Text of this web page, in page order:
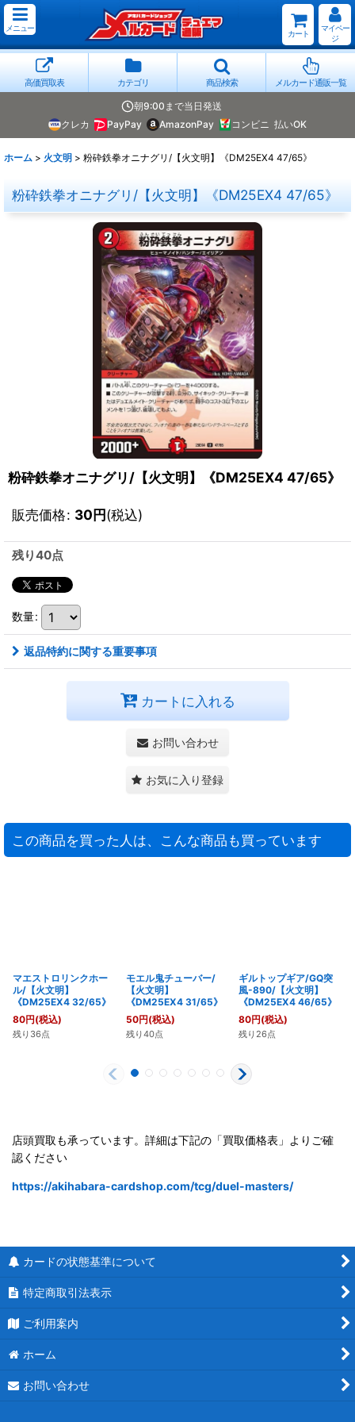
メニュー
カート
マイペー
ジ
高価買取表 カテゴリ 商品検索 メルカード通販一覧
朝9:00まで当日発送
クレカ
PayPay AmazonPay コンビニ 払いOK
ホーム > 火文明 > 粉砕鉄拳オニナグリ/【火文明】《DM25EX4 47/65》
粉砕鉄拳オニナグリ/【火文明】《DM25EX4 47/65》
粉砕鉄拳オニナグリ/【火文明】《DM25EX4 47/65》
販売価格: 30円(税込)
残り40点
数量:
返品特約に関する重要事項
カートに入れる
お問い合わせ
お気に入り登録
この商品を買った人は、こんな商品も買っています
マエストロリンクホー
ル/【火文明】
《DM25EX4 32/65》
80円(税込)
残り36点
モエル鬼チューバー/
【火文明】
《DM25EX4 31/65》
50円(税込)
残り40点
ギルトップギア/GQ突
風-890/【火文明】
《DM25EX4 46/65》
80円(税込)
残り26点
店頭買取も承っています。詳細は下記の「買取価格表」よりご確
認ください
https://akihabara-cardshop.com/tcg/duel-masters/
カードの状態基準について
特定商取引法表示
ご利用案内
ホーム
お問い合わせ